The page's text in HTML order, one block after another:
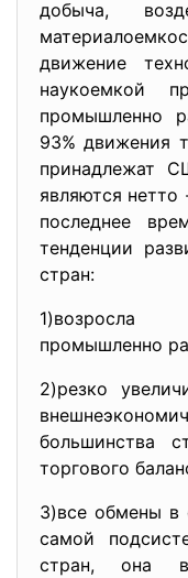
добыча,
движение
наукоемкой
промышленно
93% движения
принадлежат
являются
последнее
тенденции
стран:
1)возросла
промышленно
2)резко
большинства
торгового
3)все обмены в
самой
стран, она